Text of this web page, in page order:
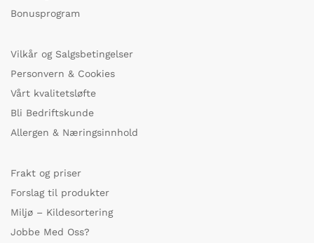
Bonusprogram
Vilkår og Salgsbetingelser
Personvern & Cookies
Vårt kvalitetsløfte
Bli Bedriftskunde
Allergen & Næringsinnhold
Frakt og priser
Forslag til produkter
Miljø – Kildesortering
Jobbe Med Oss?